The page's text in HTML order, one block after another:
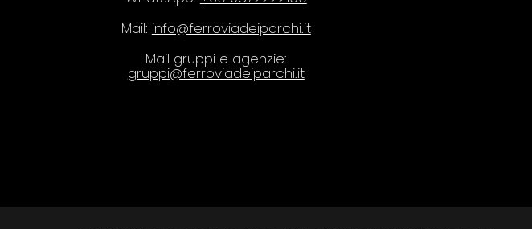
Mail: info@ferroviadeiparchi.it
Mail gruppi e agenzie:
gruppi@ferroviadeiparchi.it